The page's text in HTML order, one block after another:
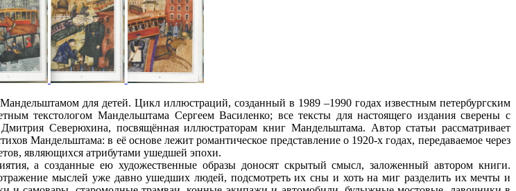
для детей. Цикл иллюстраций, созданный в 1989 –1990 годах известным петербургским
текстологом Мандельштама Сергеем Василенко; все тексты для настоящего издания сверены с
Северюхина, посвящённая иллюстраторам книг Мандельштама. Автор статьи рассматривает
Мандельштама: в её основе лежит романтическое представление о 1920-х годах, передаваемое через
являющихся атрибутами ушедшей эпохи.
а созданные ею художественные образы доносят скрытый смысл, заложенный автором книги.
мыслей уже давно ушедших людей, подсмотреть их сны и хоть на миг разделить их мечты и